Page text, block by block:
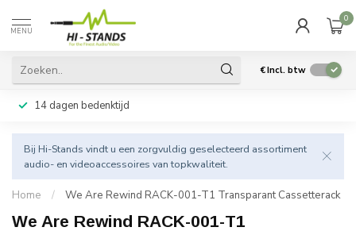
MENU
0
€Incl. btw
14 dagen bedenktijd
Bij Hi-Stands vindt u een zorgvuldig geselecteerd assortiment
audio- en videoaccessoires van topkwaliteit.
Home / We Are Rewind RACK-001-T1 Transparant Cassetterack
We Are Rewind RACK-001-T1